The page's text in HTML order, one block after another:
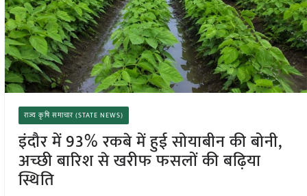
राज्य कृषि समाचार (STATE NEWS)
इंदौर में 93% रकबे में हुई सोयाबीन की बोनी,
अच्छी बारिश से खरीफ फसलों की बढ़िया
स्थिति